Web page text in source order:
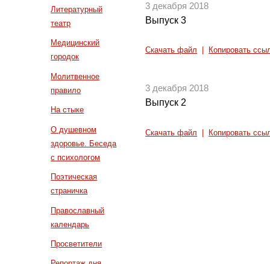
Литературный
театр
Медицинский
городок
Молитвенное
правило
На стыке
О душевном
здоровье. Беседа
с психологом
Поэтическая
страничка
Православный
календарь
Просветители
3 декабря 2018
Выпуск 3
Скачать файл Копировать
3 декабря 2018
Выпуск 2
Скачать файл Копировать